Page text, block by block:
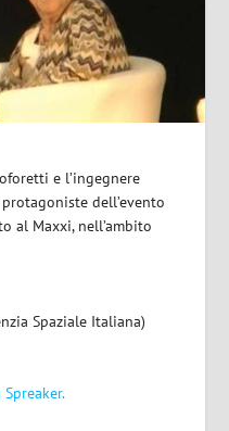
e l’ingegnere
dell’evento
al Maxxi, nell’ambito
Spaziale Italiana)